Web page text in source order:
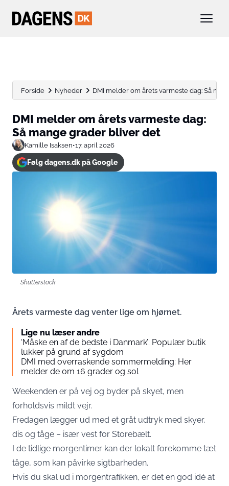
Forside Nyheder DMI melder om årets varmeste dag: Så
DMI melder om årets varmeste dag:
Så mange grader bliver det
Kamille Isaksen•17. april 2026
Følg dagens.dk på Google
Shutterstock
Årets varmeste dag venter lige om hjørnet.
Lige nu læser andre
‘Måske en af de bedste i Danmark’: Populær butik
lukker på grund af sygdom
DMI med overraskende sommermelding: Her
melder de om 16 grader og sol
Weekenden er på vej og byder på skyet, men
forholdsvis mildt vejr.
Fredagen lægger ud med et gråt udtryk med skyer,
dis og tåge – især vest for Storebælt.
I de tidlige morgentimer kan der lokalt forekomme tæt
tåge, som kan påvirke sigtbarheden.
Hvis du skal ud i morgentrafikken, er det en god idé at